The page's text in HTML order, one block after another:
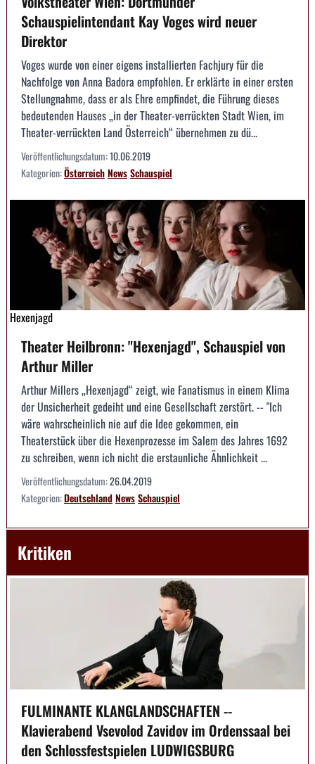
Schauspielintendant Kay Voges wird neuer
Direktor
Voges wurde von einer eigens installierten Fachjury für die
Nachfolge von Anna Badora empfohlen. Er erklärte in einer ersten
Stellungnahme, dass er als Ehre empfindet, die Führung dieses
bedeutenden Hauses „in der Theater-verrückten Stadt Wien, im
Theater-verrückten Land Österreich“ übernehmen zu dü...
Veröffentlichungsdatum:10.06.2019
Kategorien:ÖsterreichNewsSchauspiel
Hexenjagd
Theater Heilbronn: "Hexenjagd", Schauspiel von
Arthur Miller
Arthur Millers „Hexenjagd“ zeigt, wie Fanatismus in einem Klima
der Unsicherheit gedeiht und eine Gesellschaft zerstört. -- "Ich
wäre wahrscheinlich nie auf die Idee gekommen, ein
Theaterstück über die Hexenprozesse im Salem des Jahres 1692
zu schreiben, wenn ich nicht die erstaunliche Ähnlichkeit ...
Veröffentlichungsdatum:26.04.2019
Kategorien:DeutschlandNewsSchauspiel
Kritiken
FULMINANTE KLANGLANDSCHAFTEN --
Klavierabend Vsevolod Zavidov im Ordenssaal bei
den Schlossfestspielen LUDWIGSBURG